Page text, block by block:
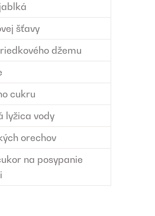
šťavy
džemu
cukru
lyžica vody
orechov
na posypanie